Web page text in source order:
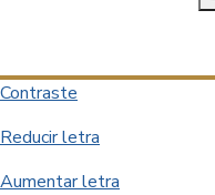
Contraste
Reducir letra
Aumentar letra